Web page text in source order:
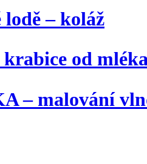
– koláž
krabice od
– malování